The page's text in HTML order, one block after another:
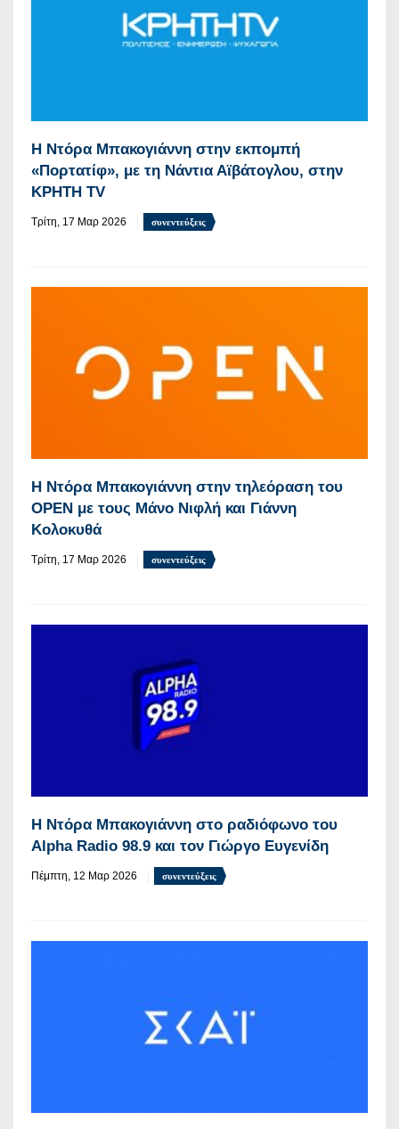
Η Ντόρα Μπακογιάννη στην εκπομπή
«Πορτατίφ», με τη Νάντια Αϊβάτογλου, στην
ΚΡΗΤΗ TV
Τρίτη, 17 Μαρ 2026 συνεντεύξεις
Η Ντόρα Μπακογιάννη στην τηλεόραση του
OPEN με τους Μάνο Νιφλή και Γιάννη
Κολοκυθά
Τρίτη, 17 Μαρ 2026 συνεντεύξεις
Η Ντόρα Μπακογιάννη στο ραδιόφωνο του
Alpha Radio 98.9 και τον Γιώργο Ευγενίδη
Πέμπτη, 12 Μαρ 2026 συνεντεύξεις